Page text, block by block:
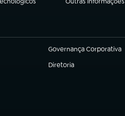
(abre em nova aba)
Governança Corporativa
(abre em nova aba)
Diretoria
(abre em nova aba)